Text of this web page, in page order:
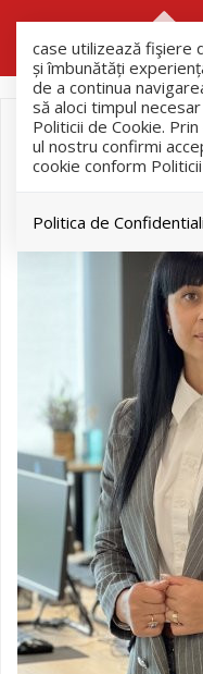
case utilizează fişiere
și îmbunătăți
de a continua
să aloci timpul
Politicii de Cookie.
ul nostru confirmi
cookie conform
Politica de